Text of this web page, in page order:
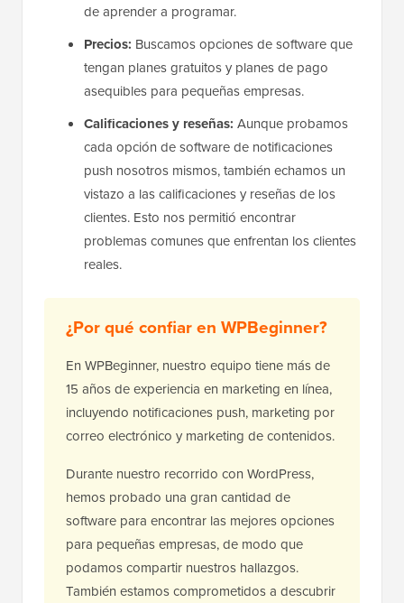
de aprender a programar.
Precios: Buscamos opciones de software que
tengan planes gratuitos y planes de pago
asequibles para pequeñas empresas.
Calificaciones y reseñas: Aunque probamos
cada opción de software de notificaciones
push nosotros mismos, también echamos un
vistazo a las calificaciones y reseñas de los
clientes. Esto nos permitió encontrar
problemas comunes que enfrentan los clientes
reales.
¿Por qué confiar en WPBeginner?
En WPBeginner, nuestro equipo tiene más de
15 años de experiencia en marketing en línea,
incluyendo notificaciones push, marketing por
correo electrónico y marketing de contenidos.
Durante nuestro recorrido con WordPress,
hemos probado una gran cantidad de
software para encontrar las mejores opciones
para pequeñas empresas, de modo que
podamos compartir nuestros hallazgos.
También estamos comprometidos a descubrir